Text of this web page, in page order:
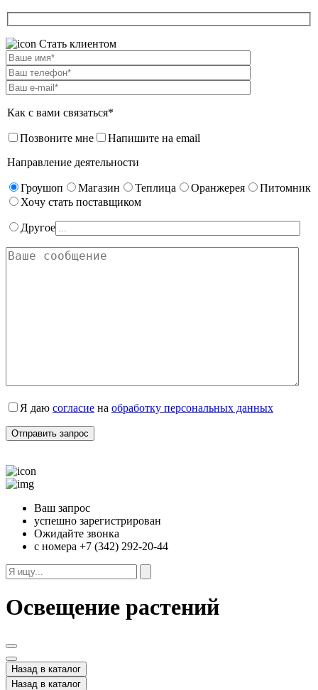
Стать клиентом
Как с вами связаться*
Позвоните мне
Напишите на email
Направление деятельности
Гроушоп Магазин Теплица Оранжерея
Питомник
Хочу стать поставщиком
Другое
Я даю согласие на обработку персональных данных
Ваш запрос
успешно зарегистрирован
Ожидайте звонка
с номера +7 (342) 292-20-44
Освещение растений
Назад в каталог
Назад в каталог